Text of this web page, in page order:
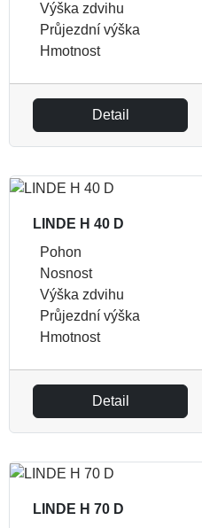
Výška zdvihu
Průjezdní výška
Hmotnost
Detail
LINDE H 40 D
Pohon
Nosnost
Výška zdvihu
Průjezdní výška
Hmotnost
Detail
LINDE H 70 D